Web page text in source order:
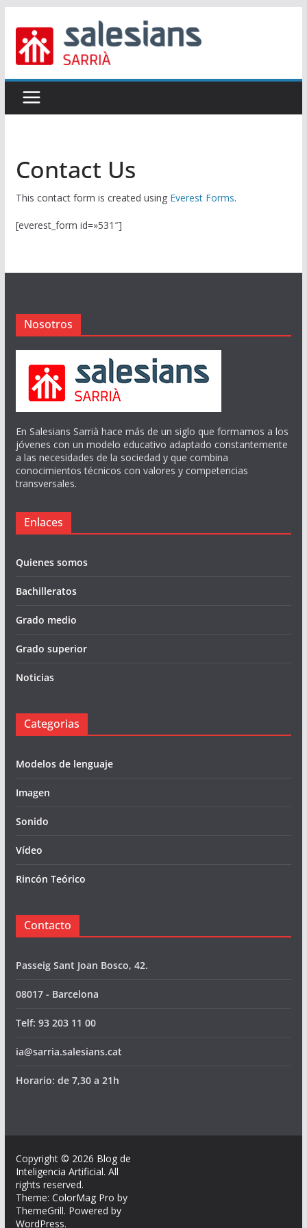
content
Contact Us
This contact form is created using Everest Forms.
[everest_form id=»531″]
Nosotros
En Salesians Sarrià hace más de un siglo que formamos a los
jóvenes con un modelo educativo adaptado constantemente
a las necesidades de la sociedad y que combina
conocimientos técnicos con valores y competencias
transversales.
Enlaces
Quienes somos
Bachilleratos
Grado medio
Grado superior
Noticias
Categorias
Modelos de lenguaje
Imagen
Sonido
Vídeo
Rincón Teórico
Contacto
Passeig Sant Joan Bosco, 42.
08017 - Barcelona
Telf: 93 203 11 00
ia@sarria.salesians.cat
Horario: de 7,30 a 21h
Copyright © 2026 Blog de
Inteligencia Artificial. All
rights reserved.
Theme: ColorMag Pro by
ThemeGrill. Powered by
WordPress.